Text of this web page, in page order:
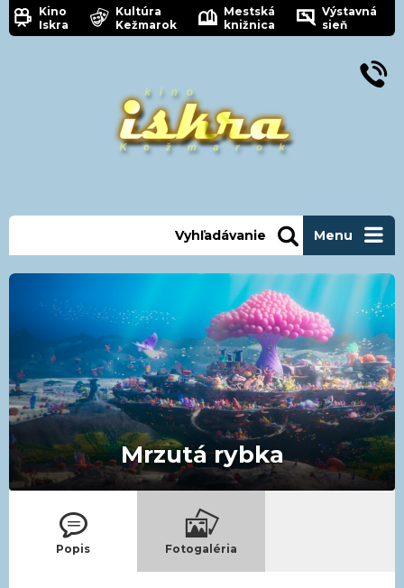
Kino
Iskra
Kultúra
Kežmarok
Mestská
knižnica
Výstavná
sieň
Menu
Vyhľadávanie
Mrzutá rybka
Popis Fotogaléria